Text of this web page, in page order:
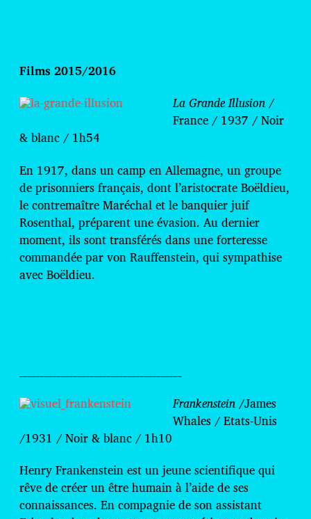
Films 2015/2016
La Grande Illusion /
France / 1937 / Noir
& blanc / 1h54
En 1917, dans un camp en Allemagne, un groupe
de prisonniers français, dont l’aristocrate Boëldieu,
le contremaître Maréchal et le banquier juif
Rosenthal, préparent une évasion. Au dernier
moment, ils sont transférés dans une forteresse
commandée par von Rauffenstein, qui sympathise
avec Boëldieu.
Frankenstein/James
Whales / Etats-Unis
/1931 / Noir & blanc / 1h10
Henry Frankenstein est un jeune scientifique qui
rêve de créer un être humain à l’aide de ses
connaissances. En compagnie de son assistant